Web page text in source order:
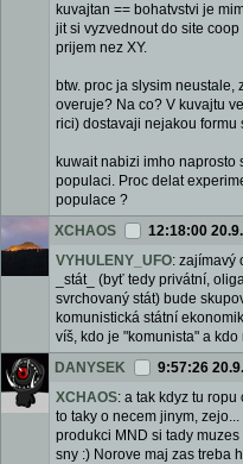
kuvajtan == bohatvstvi je
jit si vyzvednout do site
prijem nez XY.
btw. proc ja slysim
overuje? Na co? V kuvajtu
rici) dostavaji nejakou formu
kuwait nabizi imho naprosto
populaci. Proc delat
populace ?
XCHAOS
12:18:00
VYHULENY_UFO: zajímavý
_stát_ (byť tedy privátní,
svrchovaný stát) bude
komunistická státní
víš, kdo je "komunista" a
DANYSEK
9:57:26
XCHAOS: a tak kdyz tu
to taky o necem jinym,
produkci MND si tady
sny :) Norove maj zas treba